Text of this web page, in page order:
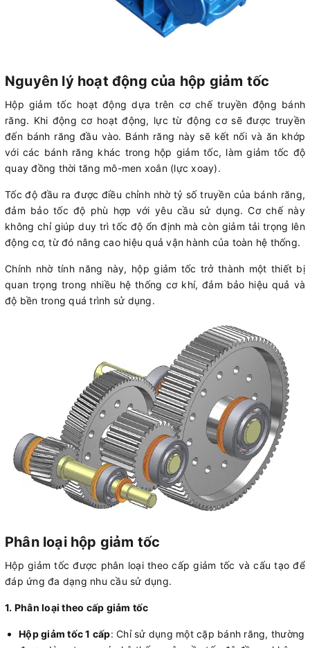
Nguyên lý hoạt động của hộp giảm tốc
Hộp giảm tốc hoạt động dựa trên cơ chế truyền động bánh
răng. Khi động cơ hoạt động, lực từ động cơ sẽ được truyền
đến bánh răng đầu vào. Bánh răng này sẽ kết nối và ăn khớp
với các bánh răng khác trong hộp giảm tốc, làm giảm tốc độ
quay đồng thời tăng mô-men xoắn (lực xoay).
Tốc độ đầu ra được điều chỉnh nhờ tỷ số truyền của bánh răng,
đảm bảo tốc độ phù hợp với yêu cầu sử dụng. Cơ chế này
không chỉ giúp duy trì tốc độ ổn định mà còn giảm tải trọng lên
động cơ, từ đó nâng cao hiệu quả vận hành của toàn hệ thống.
Chính nhờ tính năng này, hộp giảm tốc trở thành một thiết bị
quan trọng trong nhiều hệ thống cơ khí, đảm bảo hiệu quả và
độ bền trong quá trình sử dụng.
Phân loại hộp giảm tốc
Hộp giảm tốc được phân loại theo cấp giảm tốc và cấu tạo để
đáp ứng đa dạng nhu cầu sử dụng.
1. Phân loại theo cấp giảm tốc
Hộp giảm tốc 1 cấp: Chỉ sử dụng một cặp bánh răng, thường